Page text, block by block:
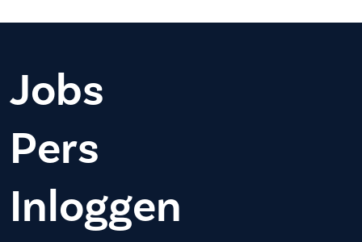
Jobs
Pers
Inloggen